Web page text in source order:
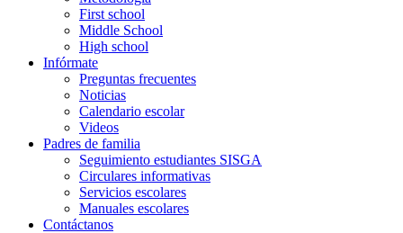
First school
Middle School
High school
Infórmate
Preguntas frecuentes
Noticias
Calendario escolar
Videos
Padres de familia
Seguimiento estudiantes SISGA
Circulares informativas
Servicios escolares
Manuales escolares
Contáctanos